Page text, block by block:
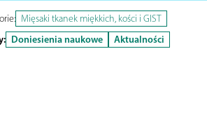
Mięsaki tkanek miękkich, kości i GIST
Doniesienia naukowe Aktualności